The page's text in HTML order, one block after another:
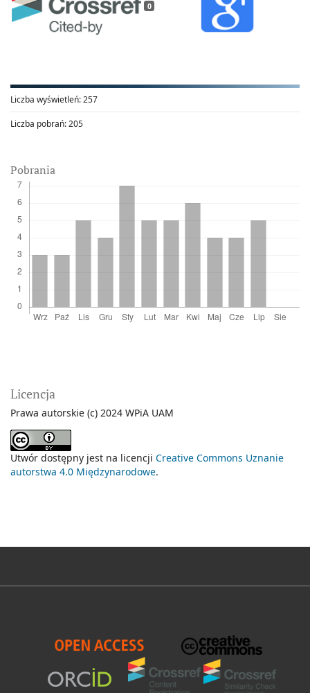
0
Liczba wyświetleń:257
Liczba pobrań:205
Pobrania
Licencja
Prawa autorskie (c) 2024 WPiA UAM
Utwór dostępny jest na licencji Creative Commons Uznanie
autorstwa 4.0 Międzynarodowe.